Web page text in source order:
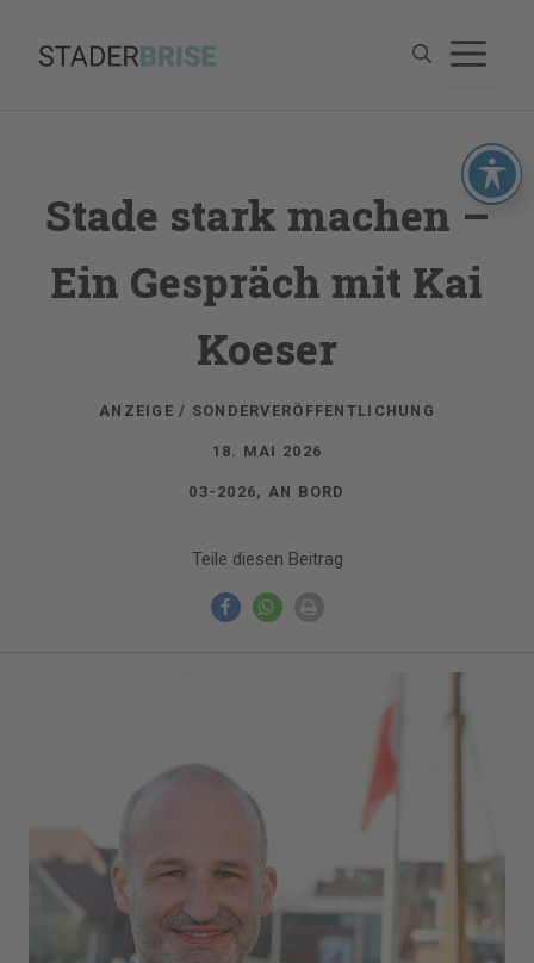
Inhalt
Stade stark machen –
Ein Gespräch mit Kai
Koeser
ANZEIGE / SONDERVERÖFFENTLICHUNG
18. MAI 2026
03-2026, AN BORD
Teile diesen Beitrag